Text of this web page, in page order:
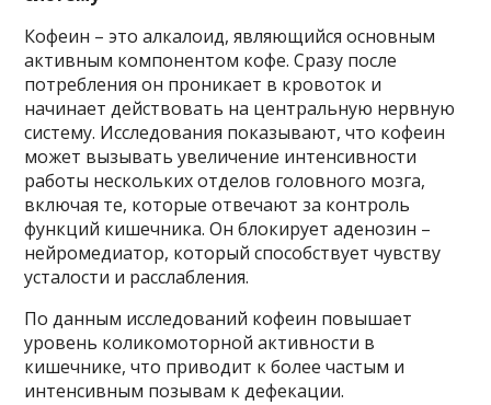
Кофеин – это алкалоид, являющийся основным
активным компонентом кофе. Сразу после
потребления он проникает в кровоток и
начинает действовать на центральную нервную
систему. Исследования показывают, что кофеин
может вызывать увеличение интенсивности
работы нескольких отделов головного мозга,
включая те, которые отвечают за контроль
функций кишечника. Он блокирует аденозин –
нейромедиатор, который способствует чувству
усталости и расслабления.
По данным исследований кофеин повышает
уровень коликомоторной активности в
кишечнике, что приводит к более частым и
интенсивным позывам к дефекации.